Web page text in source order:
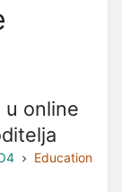
u online
Education